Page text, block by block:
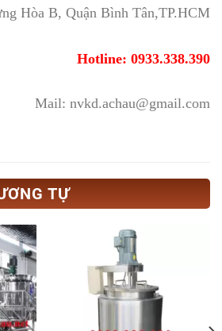
Hòa B, Quận Bình Tân,TP.HCM
Hotline: 0933.338.390
Mail: nvkd.achau@gmail.com
TỰ